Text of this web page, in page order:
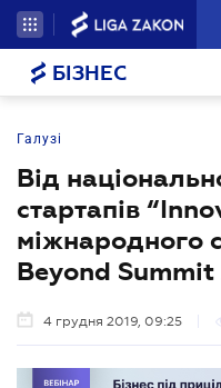
БІЗНЕС
Галузі
Від
стартапів
міжнародного
Beyond Summit
4 грудня 2019, 09:25